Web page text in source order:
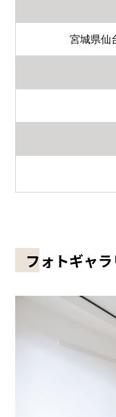
宮城県仙
フォトギャ